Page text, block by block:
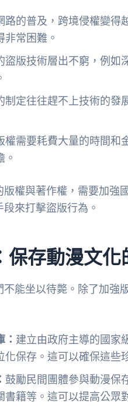
路的普及，跨境侵權變得
非常困難。
盜版技術層出不窮，例如
制定往往趕不上技術的發
權需要耗費大量的時間和
。
權與著作權，需要加強
來打擊盜版行為。
保存動漫文化
能坐以待斃。除了加強
建立由政府主導的國家
化保存。這可以確保這些
鼓勵民間團體參與動漫保
書籍等。這可以提高公眾